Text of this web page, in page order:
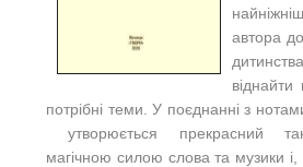
автора
віднайти
потрібні теми. У поєднанні з
утворюється прекрасний
магічною силою слова та музики